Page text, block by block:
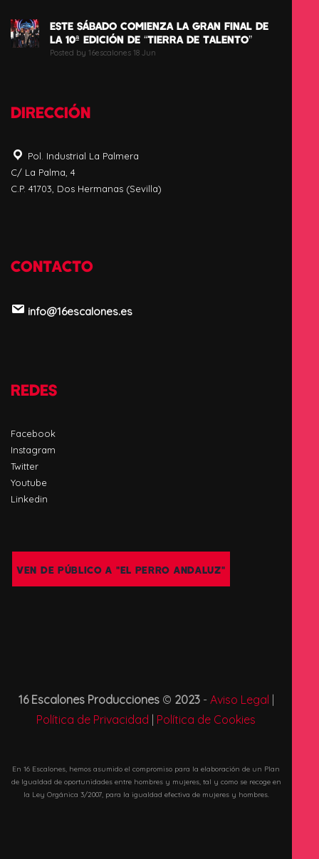
ESTE SÁBADO COMIENZA LA GRAN FINAL DE
LA 10ª EDICIÓN DE “TIERRA DE TALENTO”
Posted by 16escalones 18 Jun
DIRECCIÓN
Pol. Industrial La Palmera
C/ La Palma, 4
C.P. 41703, Dos Hermanas (Sevilla)
CONTACTO
info@16escalones.es
REDES
Facebook
Instagram
Twitter
Youtube
Linkedin
VEN DE PÚBLICO A "EL PERRO ANDALUZ"
16 Escalones Producciones© 2023- Aviso Legal
Política de Privacidad
Política de Cookies
En 16 Escalones, hemos asumido el compromiso para la elaboración de un Plan
de Igualdad de oportunidades entre hombres y mujeres, tal y como se recoge en
la Ley Orgánica 3/2007, para la igualdad efectiva de mujeres y hombres.